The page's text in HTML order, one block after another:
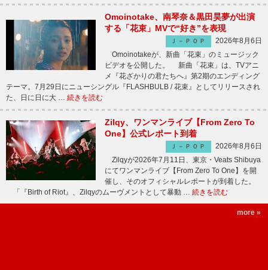
Omoinotake、南琴奈＆黒田昊夢が出演
する「花束」MVで“好き”を表現
Ｊ－ＰＯＰ
2026年8月6日
Omoinotakeが、新曲「花束」のミュージック
ビデオを公開した。 新曲「花束」は、TVアニ
メ『花ざかりの君たちへ』第2期のエンディング
テーマ。7月29日にニューシングル『FLASHBULB / 花束』としてリリースされ
た、日に日に大 … 続きを読む
Zilqy、ワンマンライブ【From Zero To
One】公式レポート到着
Ｊ－ＰＯＰ
2026年8月6日
Zilqyが2026年7月11日、東京・Veats Shibuya
にてワンマンライブ【From Zero To One】を開
催し、そのオフィシャルレポートが到着した。
「『Birth of Riot』、Zilqyのムーヴメントとして暴動 … 続きを読む
more »